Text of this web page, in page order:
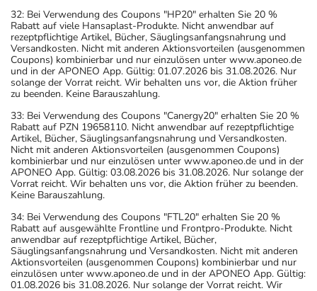
32: Bei Verwendung des Coupons "HP20" erhalten Sie 20 %
Rabatt auf viele Hansaplast-Produkte. Nicht anwendbar auf
rezeptpflichtige Artikel, Bücher, Säuglingsanfangsnahrung und
Versandkosten. Nicht mit anderen Aktionsvorteilen (ausgenommen
Coupons) kombinierbar und nur einzulösen unter www.aponeo.de
und in der APONEO App. Gültig: 01.07.2026 bis 31.08.2026. Nur
solange der Vorrat reicht. Wir behalten uns vor, die Aktion früher
zu beenden. Keine Barauszahlung.
33: Bei Verwendung des Coupons "Canergy20" erhalten Sie 20 %
Rabatt auf PZN 19658110. Nicht anwendbar auf rezeptpflichtige
Artikel, Bücher, Säuglingsanfangsnahrung und Versandkosten.
Nicht mit anderen Aktionsvorteilen (ausgenommen Coupons)
kombinierbar und nur einzulösen unter www.aponeo.de und in der
APONEO App. Gültig: 03.08.2026 bis 31.08.2026. Nur solange der
Vorrat reicht. Wir behalten uns vor, die Aktion früher zu beenden.
Keine Barauszahlung.
34: Bei Verwendung des Coupons "FTL20" erhalten Sie 20 %
Rabatt auf ausgewählte Frontline und Frontpro-Produkte. Nicht
anwendbar auf rezeptpflichtige Artikel, Bücher,
Säuglingsanfangsnahrung und Versandkosten. Nicht mit anderen
Aktionsvorteilen (ausgenommen Coupons) kombinierbar und nur
einzulösen unter www.aponeo.de und in der APONEO App. Gültig:
01.08.2026 bis 31.08.2026. Nur solange der Vorrat reicht. Wir